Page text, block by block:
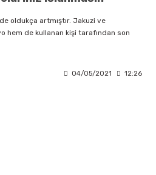
oldukça artmıştır. Jakuzi ve
hem de kullanan kişi tarafından son
04/05/2021 12:26